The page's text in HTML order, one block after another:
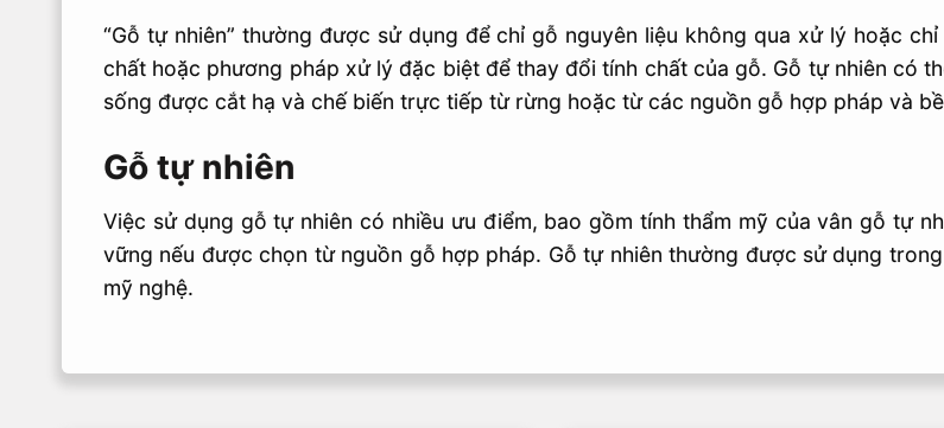
“Gỗ tự nhiên” thường được sử dụng để chỉ gỗ nguyên liệu không qua xử lý hoặc
chất hoặc phương pháp xử lý đặc biệt để thay đổi tính chất của gỗ. Gỗ tự nhiên có
sống được cắt hạ và chế biến trực tiếp từ rừng hoặc từ các nguồn gỗ hợp pháp và
Gỗ tự nhiên
Việc sử dụng gỗ tự nhiên có nhiều ưu điểm, bao gồm tính thẩm mỹ của vân gỗ tự
vững nếu được chọn từ nguồn gỗ hợp pháp. Gỗ tự nhiên thường được sử dụng
mỹ nghệ.